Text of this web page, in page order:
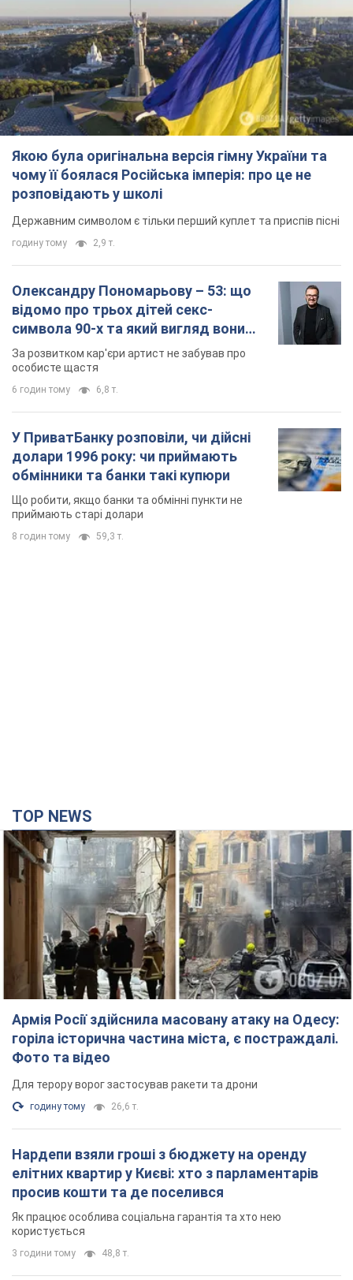
Якою була оригінальна версія гімну України та
чому її боялася Російська імперія: про це не
розповідають у школі
Державним символом є тільки перший куплет та приспів пісні
годину тому 2,9 т.
Олександру Пономарьову – 53: що
відомо про трьох дітей секс-
символа 90-х та який вигляд вони
мають
За розвитком кар'єри артист не забував про
особисте щастя
6 годин тому 6,8 т.
У ПриватБанку розповіли, чи дійсні
долари 1996 року: чи приймають
обмінники та банки такі купюри
Що робити, якщо банки та обмінні пункти не
приймають старі долари
8 годин тому 59,3 т.
TOP NEWS
Армія Росії здійснила масовану атаку на Одесу:
горіла історична частина міста, є постраждалі.
Фото та відео
Для терору ворог застосував ракети та дрони
годину тому 26,6 т.
Нардепи взяли гроші з бюджету на оренду
елітних квартир у Києві: хто з парламентарів
просив кошти та де поселився
Як працює особлива соціальна гарантія та хто нею
користується
3 години тому 48,8 т.